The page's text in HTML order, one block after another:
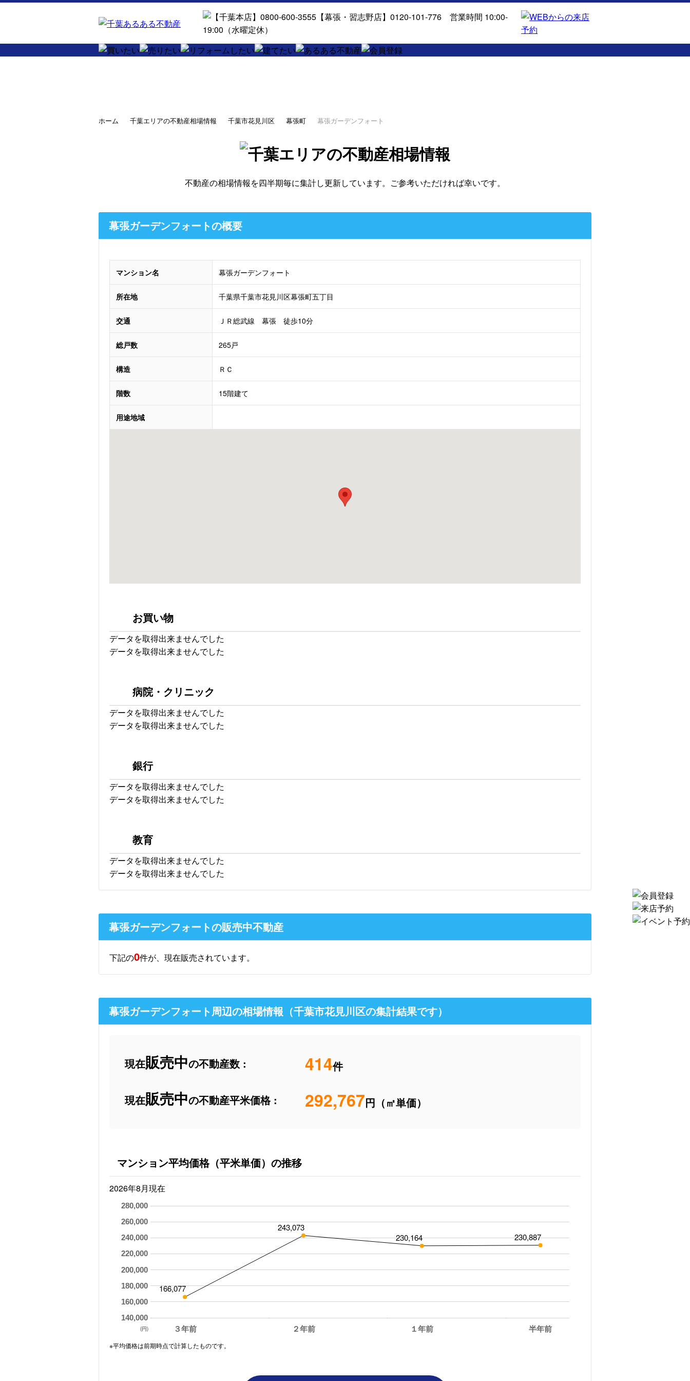
ホーム 千葉エリアの不動産相場情報 千葉市花見川区 幕張町 幕張ガーデンフォート
不動産の相場情報を四半期毎に集計し更新しています。ご参考いただければ幸いです。
幕張ガーデンフォートの概要
マンション名 幕張ガーデンフォート
所在地 千葉県千葉市花見川区幕張町五丁目
交通 ＪＲ総武線 幕張 徒歩10分
総戸数 265戸
構造 ＲＣ
階数 15階建て
用途地域
お買い物
データを取得出来ませんでした
データを取得出来ませんでした
病院・クリニック
データを取得出来ませんでした
データを取得出来ませんでした
銀行
データを取得出来ませんでした
データを取得出来ませんでした
教育
データを取得出来ませんでした
データを取得出来ませんでした
幕張ガーデンフォートの販売中不動産
下記の0件が、現在販売されています。
幕張ガーデンフォート周辺の相場情報（千葉市花見川区の集計結果です）
現在販売中の不動産数 : 414件
現在販売中の不動産平米価格 : 292,767円（㎡単価）
マンション平均価格（平米単価）の推移
2026年8月現在
３年前 ２年前 １年前 半年前
140,000
160,000
180,000
200,000
220,000
240,000
260,000
280,000
166,077
243,073
230,164
230,887
(円)
※平均価格は前期時点で計算したものです。